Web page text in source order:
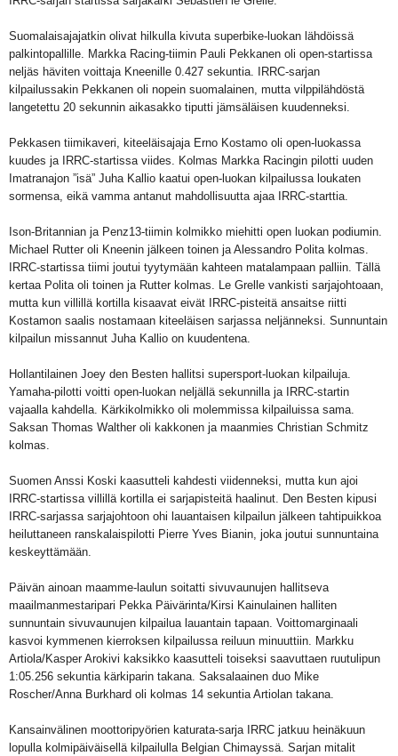
Suomalaisajajatkin olivat hilkulla kivuta superbike-luokan lähdöissä
palkintopallille. Markka Racing-tiimin Pauli Pekkanen oli open-startissa
neljäs häviten voittaja Kneenille 0.427 sekuntia. IRRC-sarjan
kilpailussakin Pekkanen oli nopein suomalainen, mutta vilppilähdöstä
langetettu 20 sekunnin aikasakko tiputti jämsäläisen kuudenneksi.
Pekkasen tiimikaveri, kiteeläisajaja Erno Kostamo oli open-luokassa
kuudes ja IRRC-startissa viides. Kolmas Markka Racingin pilotti uuden
Imatranajon ”isä” Juha Kallio kaatui open-luokan kilpailussa loukaten
sormensa, eikä vamma antanut mahdollisuutta ajaa IRRC-starttia.
Ison-Britannian ja Penz13-tiimin kolmikko miehitti open luokan podiumin.
Michael Rutter oli Kneenin jälkeen toinen ja Alessandro Polita kolmas.
IRRC-startissa tiimi joutui tyytymään kahteen matalampaan palliin. Tällä
kertaa Polita oli toinen ja Rutter kolmas. Le Grelle vankisti sarjajohtoaan,
mutta kun villillä kortilla kisaavat eivät IRRC-pisteitä ansaitse riitti
Kostamon saalis nostamaan kiteeläisen sarjassa neljänneksi. Sunnuntain
kilpailun missannut Juha Kallio on kuudentena.
Hollantilainen Joey den Besten hallitsi supersport-luokan kilpailuja.
Yamaha-pilotti voitti open-luokan neljällä sekunnilla ja IRRC-startin
vajaalla kahdella. Kärkikolmikko oli molemmissa kilpailuissa sama.
Saksan Thomas Walther oli kakkonen ja maanmies Christian Schmitz
kolmas.
Suomen Anssi Koski kaasutteli kahdesti viidenneksi, mutta kun ajoi
IRRC-startissa villillä kortilla ei sarjapisteitä haalinut. Den Besten kipusi
IRRC-sarjassa sarjajohtoon ohi lauantaisen kilpailun jälkeen tahtipuikkoa
heiluttaneen ranskalaispilotti Pierre Yves Bianin, joka joutui sunnuntaina
keskeyttämään.
Päivän ainoan maamme-laulun soitatti sivuvaunujen hallitseva
maailmanmestaripari Pekka Päivärinta/Kirsi Kainulainen halliten
sunnuntain sivuvaunujen kilpailua lauantain tapaan. Voittomarginaali
kasvoi kymmenen kierroksen kilpailussa reiluun minuuttiin. Markku
Artiola/Kasper Arokivi kaksikko kaasutteli toiseksi saavuttaen ruutulipun
1:05.256 sekuntia kärkiparin takana. Saksalaainen duo Mike
Roscher/Anna Burkhard oli kolmas 14 sekuntia Artiolan takana.
Kansainvälinen moottoripyörien katurata-sarja IRRC jatkuu heinäkuun
lopulla kolmipäiväisellä kilpailulla Belgian Chimayssä. Sarjan mitalit